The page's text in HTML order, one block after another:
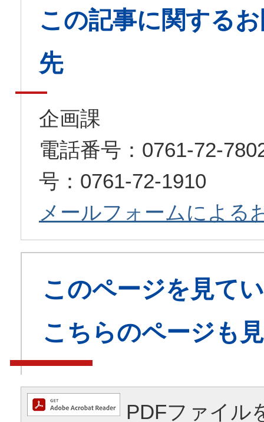
この記事に関する
先
企画課
電話番号：0761-72-
号：0761-72-1910
メールフォームによる
このページを見て
こちらのページも
PDFファイル